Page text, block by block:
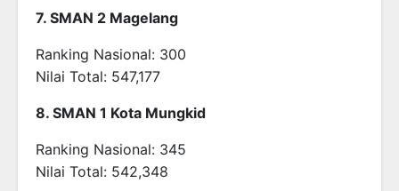
7. SMAN 2 Magelang
Ranking Nasional: 300
Nilai Total: 547,177
8. SMAN 1 Kota Mungkid
Ranking Nasional: 345
Nilai Total: 542,348